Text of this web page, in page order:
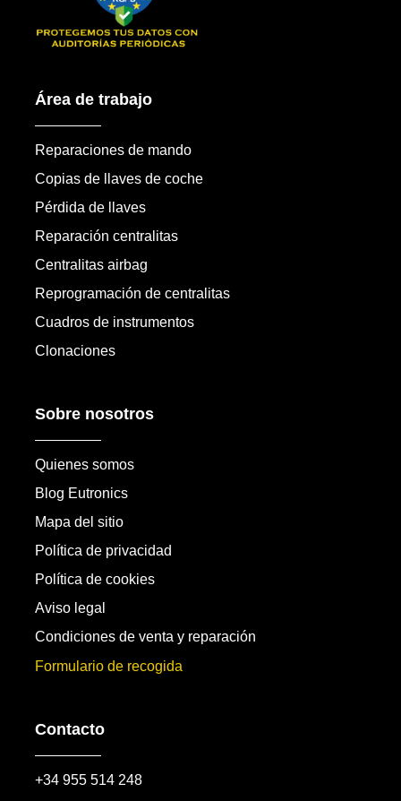
Área de trabajo
Reparaciones de mando
Copias de llaves de coche
Pérdida de llaves
Reparación centralitas
Centralitas airbag
Reprogramación de centralitas
Cuadros de instrumentos
Clonaciones
Sobre nosotros
Quienes somos
Blog Eutronics
Mapa del sitio
Política de privacidad
Política de cookies
Aviso legal
Condiciones de venta y reparación
Formulario de recogida
Contacto
+34 955 514 248